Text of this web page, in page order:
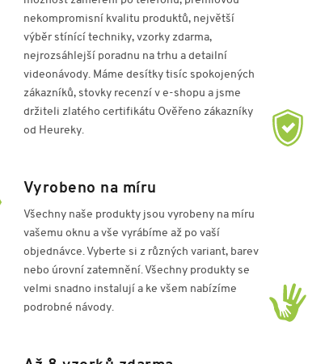
nekompromisní kvalitu produktů, největší
výběr stínící techniky, vzorky zdarma,
nejrozsáhlejší poradnu na trhu a detailní
videonávody. Máme desítky tisíc spokojených
zákazníků, stovky recenzí v e-shopu a jsme
držiteli zlatého certifikátu Ověřeno zákazníky
od Heureky.
Vyrobeno na míru
Všechny naše produkty jsou vyrobeny na míru
vašemu oknu a vše vyrábíme až po vaší
objednávce. Vyberte si z různých variant, barev
nebo úrovní zatemnění. Všechny produkty se
velmi snadno instalují a ke všem nabízíme
podrobné návody.